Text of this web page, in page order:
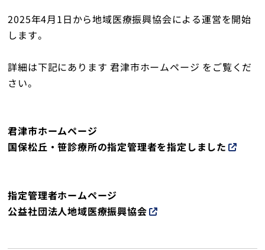
2025年4月1日から地域医療振興協会による運営を開始
します。
詳細は下記にあります 君津市ホームページ をご覧くだ
さい。
君津市ホームページ
国保松丘・笹診療所の指定管理者を指定しました
指定管理者ホームページ
公益社団法人地域医療振興協会